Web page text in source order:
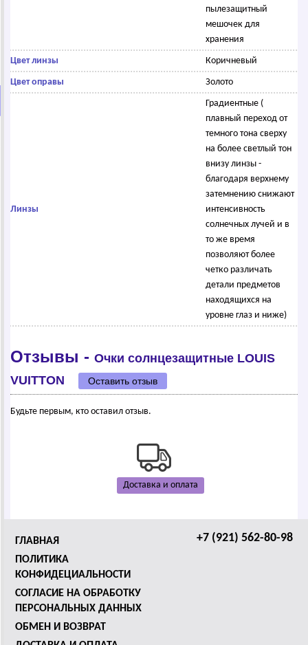
пылезащитный
мешочек для
хранения
Цвет линзы Коричневый
Цвет оправы Золото
Линзы
Градиентные (
плавный переход от
темного тона сверху
на более светлый тон
внизу линзы -
благодаря верхнему
затемнению снижают
интенсивность
солнечных лучей и в
то же время
позволяют более
четко различать
детали предметов
находящихся на
уровне глаз и ниже)
Отзывы - Очки солнцезащитные LОUIS
VUIТТОN
Оставить отзыв
Будьте первым, кто оставил отзыв.
Доставка и оплата
+7 (921) 562-80-98
ГЛАВНАЯ
ПОЛИТИКА
КОНФИДЕЦИАЛЬНОСТИ
СОГЛАСИЕ НА ОБРАБОТКУ
ПЕРСОНАЛЬНЫХ ДАННЫХ
ОБМЕН И ВОЗВРАТ